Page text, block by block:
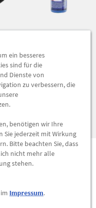
Kunden
ein besseres
sind für die
Dienste von
zu verbessern, die
benötigen wir Ihre
Sie jederzeit mit Wirkung
Bitte beachten Sie, dass
nicht mehr alle
stehen.
Impressum.